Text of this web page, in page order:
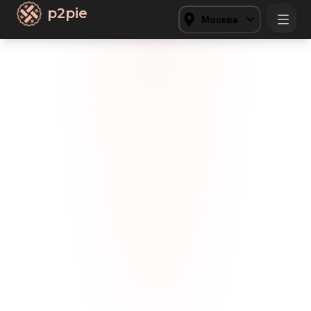
p2pie Москва